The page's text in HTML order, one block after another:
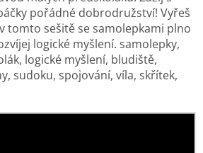
pořádné dobrodružství! Vyřeš
tomto sešitě se samolepkami plno
logické myšlení. samolepky,
logické myšlení, bludiště,
sudoku, spojování, víla, skřítek,